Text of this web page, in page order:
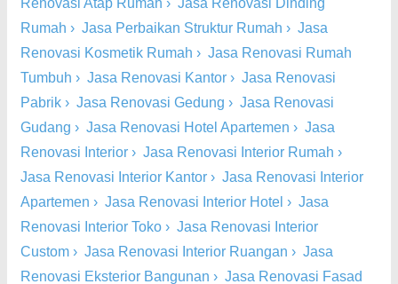
Renovasi Atap Rumah › Jasa Renovasi Dinding
Rumah › Jasa Perbaikan Struktur Rumah › Jasa
Renovasi Kosmetik Rumah › Jasa Renovasi Rumah
Tumbuh › Jasa Renovasi Kantor › Jasa Renovasi
Pabrik › Jasa Renovasi Gedung › Jasa Renovasi
Gudang › Jasa Renovasi Hotel Apartemen › Jasa
Renovasi Interior › Jasa Renovasi Interior Rumah ›
Jasa Renovasi Interior Kantor › Jasa Renovasi Interior
Apartemen › Jasa Renovasi Interior Hotel › Jasa
Renovasi Interior Toko › Jasa Renovasi Interior
Custom › Jasa Renovasi Interior Ruangan › Jasa
Renovasi Eksterior Bangunan › Jasa Renovasi Fasad